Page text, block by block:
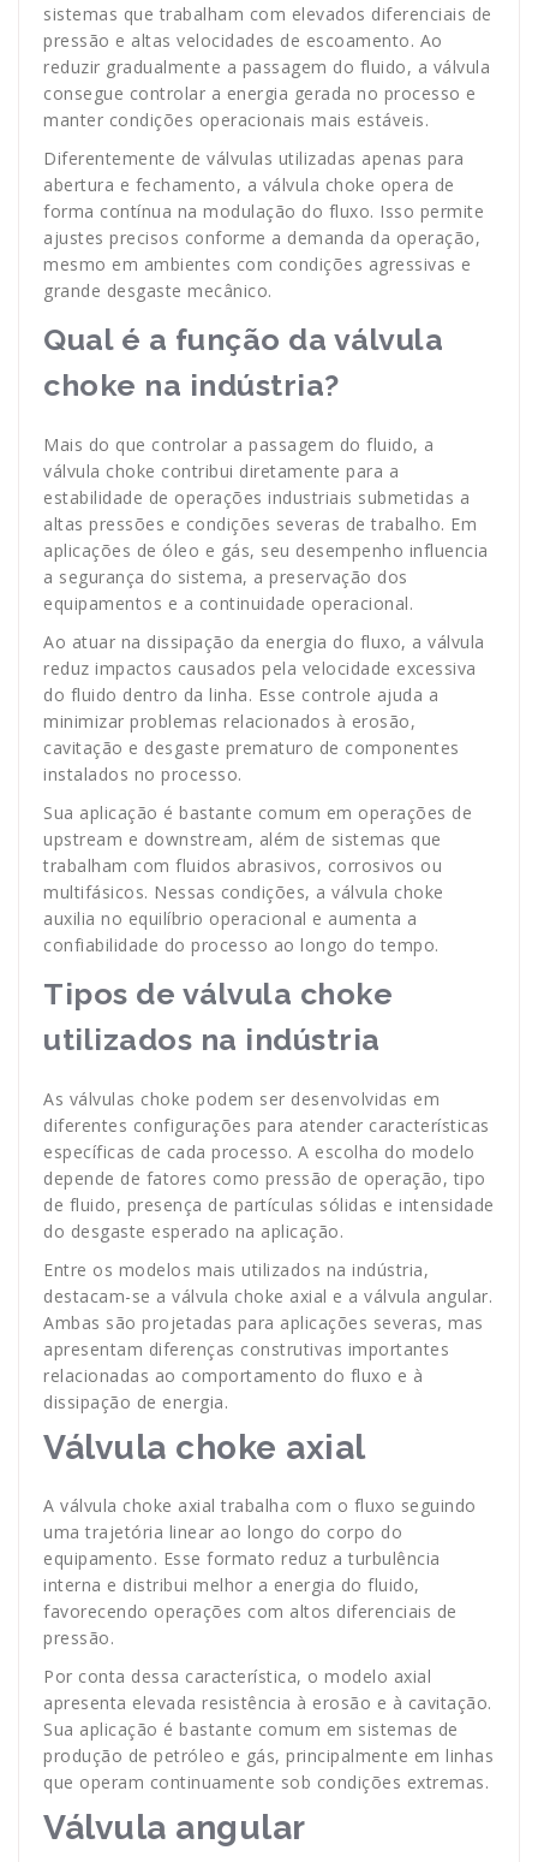
sistemas que trabalham com elevados diferenciais de
pressão e altas velocidades de escoamento. Ao
reduzir gradualmente a passagem do fluido, a válvula
consegue controlar a energia gerada no processo e
manter condições operacionais mais estáveis.
Diferentemente de válvulas utilizadas apenas para
abertura e fechamento, a válvula choke opera de
forma contínua na modulação do fluxo. Isso permite
ajustes precisos conforme a demanda da operação,
mesmo em ambientes com condições agressivas e
grande desgaste mecânico.
Qual é a função da válvula
choke na indústria?
Mais do que controlar a passagem do fluido, a
válvula choke contribui diretamente para a
estabilidade de operações industriais submetidas a
altas pressões e condições severas de trabalho. Em
aplicações de óleo e gás, seu desempenho influencia
a segurança do sistema, a preservação dos
equipamentos e a continuidade operacional.
Ao atuar na dissipação da energia do fluxo, a válvula
reduz impactos causados pela velocidade excessiva
do fluido dentro da linha. Esse controle ajuda a
minimizar problemas relacionados à erosão,
cavitação e desgaste prematuro de componentes
instalados no processo.
Sua aplicação é bastante comum em operações de
upstream e downstream, além de sistemas que
trabalham com fluidos abrasivos, corrosivos ou
multifásicos. Nessas condições, a válvula choke
auxilia no equilíbrio operacional e aumenta a
confiabilidade do processo ao longo do tempo.
Tipos de válvula choke
utilizados na indústria
As válvulas choke podem ser desenvolvidas em
diferentes configurações para atender características
específicas de cada processo. A escolha do modelo
depende de fatores como pressão de operação, tipo
de fluido, presença de partículas sólidas e intensidade
do desgaste esperado na aplicação.
Entre os modelos mais utilizados na indústria,
destacam-se a válvula choke axial e a válvula angular.
Ambas são projetadas para aplicações severas, mas
apresentam diferenças construtivas importantes
relacionadas ao comportamento do fluxo e à
dissipação de energia.
Válvula choke axial
A válvula choke axial trabalha com o fluxo seguindo
uma trajetória linear ao longo do corpo do
equipamento. Esse formato reduz a turbulência
interna e distribui melhor a energia do fluido,
favorecendo operações com altos diferenciais de
pressão.
Por conta dessa característica, o modelo axial
apresenta elevada resistência à erosão e à cavitação.
Sua aplicação é bastante comum em sistemas de
produção de petróleo e gás, principalmente em linhas
que operam continuamente sob condições extremas.
Válvula angular